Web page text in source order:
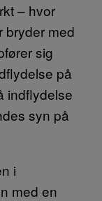
– hvor
bryder med
sig
på
indflydelse
syn på
i
med en